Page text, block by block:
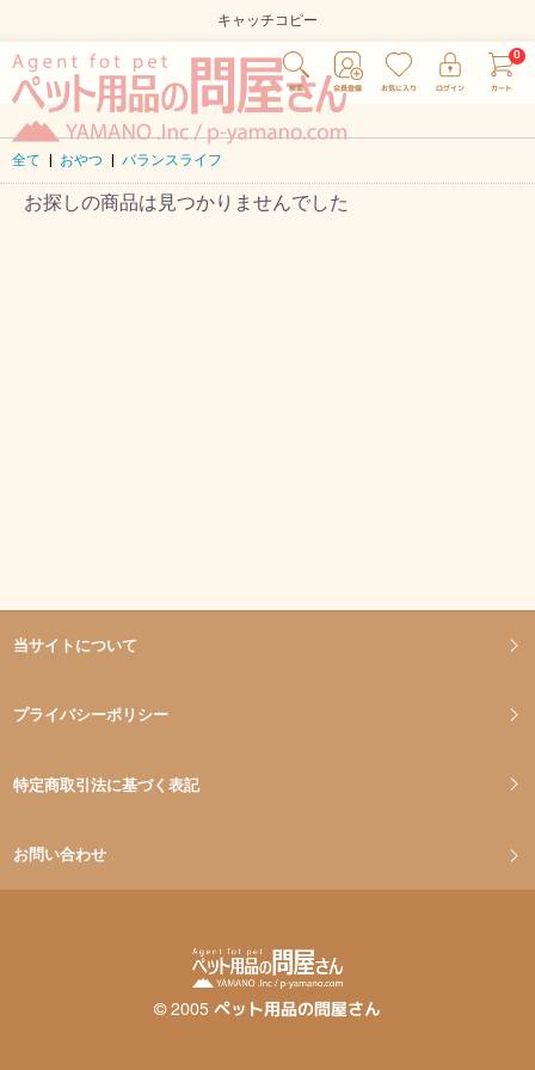
キャッチコピー
全て おやつ バランスライフ
お探しの商品は見つかりませんでした
当サイトについて
プライバシーポリシー
特定商取引法に基づく表記
お問い合わせ
©